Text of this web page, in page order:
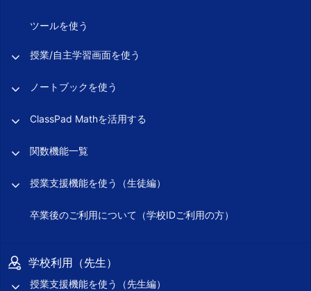
ツールを使う
授業/自主学習画面を使う
ノートブックを使う
ClassPad Mathを活用する
関数機能一覧
授業支援機能を使う（生徒編）
卒業後のご利用について（学校IDご利用の方）
学校利用（先生）
授業支援機能を使う（先生編）